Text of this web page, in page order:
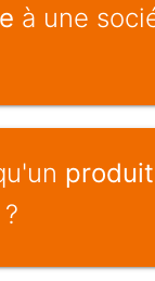
à une
produit